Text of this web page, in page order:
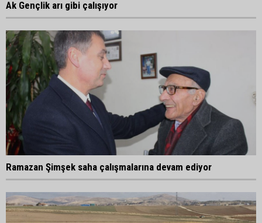
Ak Gençlik arı gibi çalışıyor
Ramazan Şimşek saha çalışmalarına devam ediyor